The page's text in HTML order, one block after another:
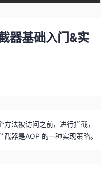
器基础入门&实
法被访问之前，进行拦截，
器是AOP 的一种实现策略。